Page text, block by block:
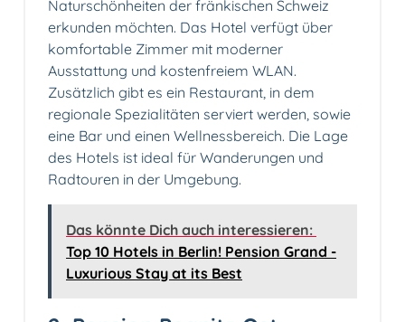
Naturschönheiten der fränkischen Schweiz
erkunden möchten. Das Hotel verfügt über
komfortable Zimmer mit moderner
Ausstattung und kostenfreiem WLAN.
Zusätzlich gibt es ein Restaurant, in dem
regionale Spezialitäten serviert werden, sowie
eine Bar und einen Wellnessbereich. Die Lage
des Hotels ist ideal für Wanderungen und
Radtouren in der Umgebung.
Das könnte Dich auch interessieren:
Top 10 Hotels in Berlin! Pension Grand -
Luxurious Stay at its Best